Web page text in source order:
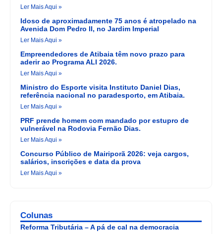
Ler Mais Aqui »
Idoso de aproximadamente 75 anos é atropelado na
Avenida Dom Pedro II, no Jardim Imperial
Ler Mais Aqui »
Empreendedores de Atibaia têm novo prazo para
aderir ao Programa ALI 2026.
Ler Mais Aqui »
Ministro do Esporte visita Instituto Daniel Dias,
referência nacional no paradesporto, em Atibaia.
Ler Mais Aqui »
PRF prende homem com mandado por estupro de
vulnerável na Rodovia Fernão Dias.
Ler Mais Aqui »
Concurso Público de Mairiporã 2026: veja cargos,
salários, inscrições e data da prova
Ler Mais Aqui »
Colunas
Reforma Tributária – A pá de cal na democracia